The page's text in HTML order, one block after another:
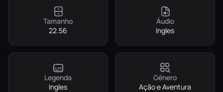
Tamanho
22.56
Áudio
Ingles
Legenda
Ingles
Gênero
Ação e Aventura